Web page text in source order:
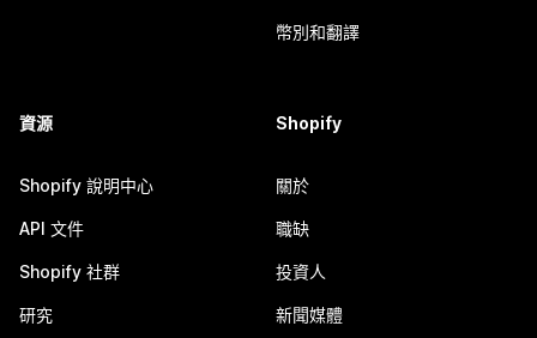
幣別和翻譯
資源
Shopify 說明中心
API 文件
Shopify 社群
研究
Shopify
關於
職缺
投資人
新聞媒體